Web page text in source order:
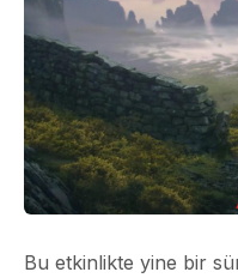
Bu etkinlikte yine bir